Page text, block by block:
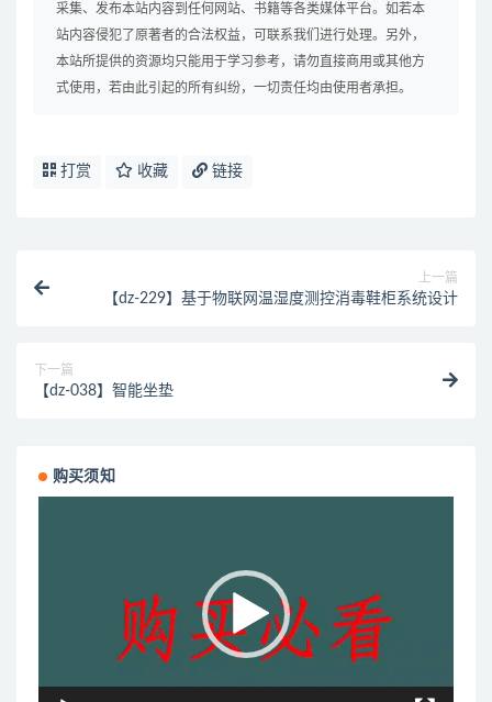
采集、发布本站内容到任何网站、书籍等各类媒体平台。如若本
站内容侵犯了原著者的合法权益，可联系我们进行处理。另外，
本站所提供的资源均只能用于学习参考，请勿直接商用或其他方
式使用，若由此引起的所有纠纷，一切责任均由使用者承担。
打赏 收藏 链接
上一篇
【dz-229】基于物联网温湿度测控消毒鞋柜系统设计
下一篇
【dz-038】智能坐垫
购买须知